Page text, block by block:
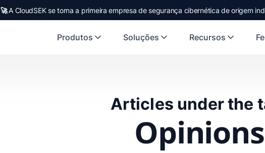
🚀A CloudSEK se torna a primeira empresa de segurança cibernética de origem
Produtos Soluções Recursos
Articles under the
Opinions